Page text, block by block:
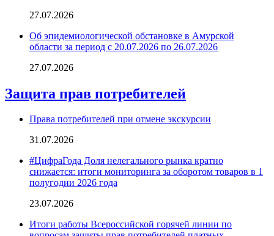
27.07.2026
Об эпидемиологической обстановке в Амурской
области за период с 20.07.2026 по 26.07.2026
27.07.2026
Защита прав потребителей
Права потребителей при отмене экскурсии
31.07.2026
#ЦифраГода Доля нелегального рынка кратно
снижается: итоги мониторинга за оборотом товаров в 1
полугодии 2026 года
23.07.2026
Итоги работы Всероссийской горячей линии по